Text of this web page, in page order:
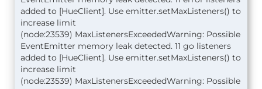
added to [HueClient]. Use emitter.setMaxListeners() to
increase limit
(node:23539) MaxListenersExceededWarning: Possible
EventEmitter memory leak detected. 11 go listeners
added to [HueClient]. Use emitter.setMaxListeners() to
increase limit
(node:23539) MaxListenersExceededWarning: Possible